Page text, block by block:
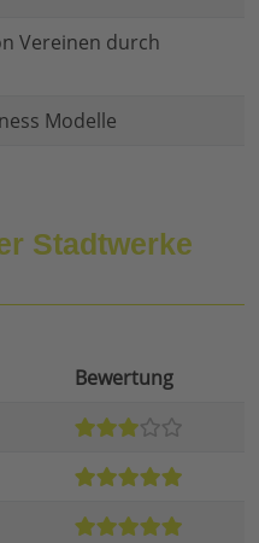
Vereinen durch
Modelle
Stadtwerke
Bewertung